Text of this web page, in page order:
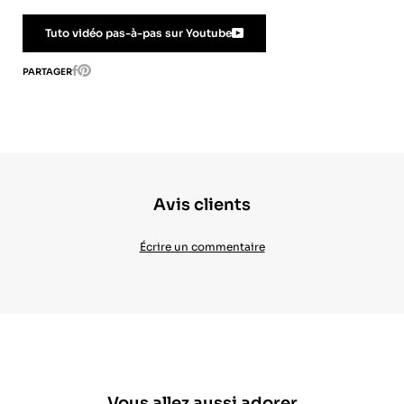
Tuto vidéo pas-à-pas sur Youtube
PARTAGERFacebook
Pinterest
Avis clients
Écrire un commentaire